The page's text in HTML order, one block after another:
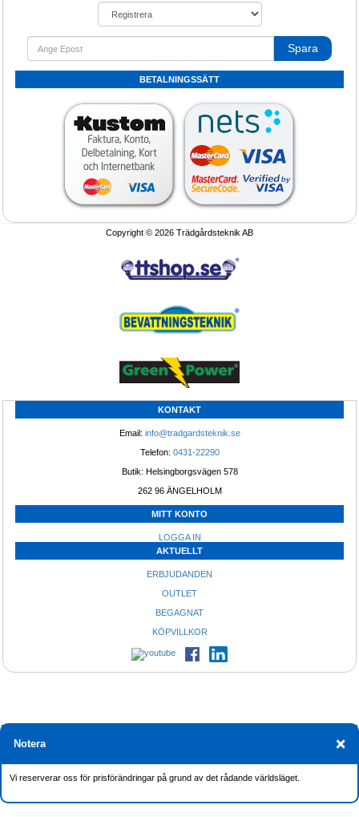
Bäst i test
batteridriven standard batteri 12V inkl
laddare
Justerbart tryck upp till 4,2 bar 18
liters tank. Vikt 5 kg.
Renare vatten
Vattencirkulator AquatiClear 0,4kW
½hk till 0,8kW ¾hk 1fas 230Volt
isfriare vak och är syrsättande.
Erbjudande
Gödning polyfeed SOLO NPK 14-4-21
+ Micro näring 25kg för flytande
Sprutning!
Spruta bogserbar Pan 648 med 100
Mobil ramp spruta bensidriven 20bar
Erbjudande
Vattenpump för rent eller smutsigt
euro pall L1200 x B800 x H52 mm
ReduClean Mardenkro
Spara
BETALNINGSSÄTT
Copyright © 2026 Trädgårdsteknik AB
KONTAKT
Email: info@tradgardsteknik.se
Telefon: 0431-22290
Butik: Helsingborgsvägen 578
262 96 ÄNGELHOLM
MITT KONTO
LOGGA IN
AKTUELLT
ERBJUDANDEN
OUTLET
BEGAGNAT
KÖPVILLKOR
×
Notera
Vi reserverar oss för prisförändringar på grund av det rådande världsläget.